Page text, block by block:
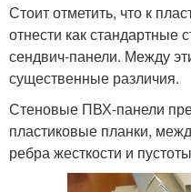
Стоит отметить, что к
отнести как стандартные
сендвич-панели. Между
существенные различия.
Стеновые ПВХ-панели
пластиковые планки,
ребра жесткости и